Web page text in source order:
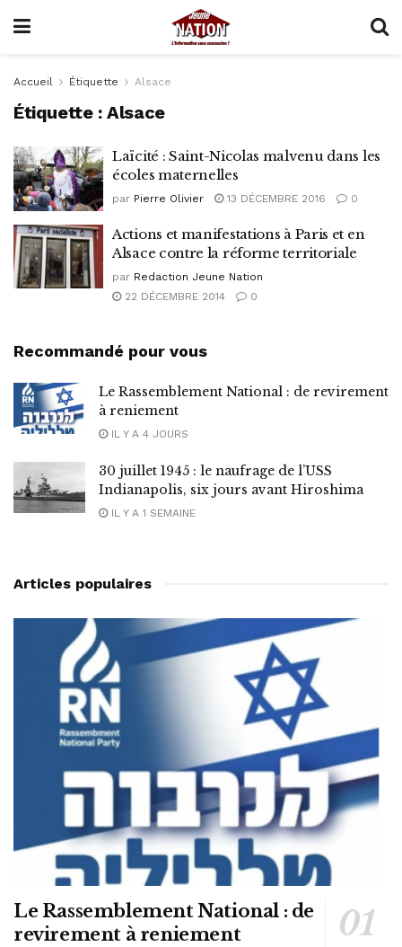
Accueil Étiquette Alsace
Étiquette :Alsace
Laïcité : Saint-Nicolas malvenu dans les
écoles maternelles
par Pierre Olivier 13 DÉCEMBRE 2016 0
Actions et manifestations à Paris et en
Alsace contre la réforme territoriale
par Redaction Jeune Nation
22 DÉCEMBRE 2014
0
Recommandé pour vous
Le Rassemblement National : de revirement
à reniement
IL Y A 4 JOURS
30 juillet 1945 : le naufrage de l’USS
Indianapolis, six jours avant Hiroshima
IL Y A 1 SEMAINE
Articles populaires
Le Rassemblement National : de
revirement à reniement